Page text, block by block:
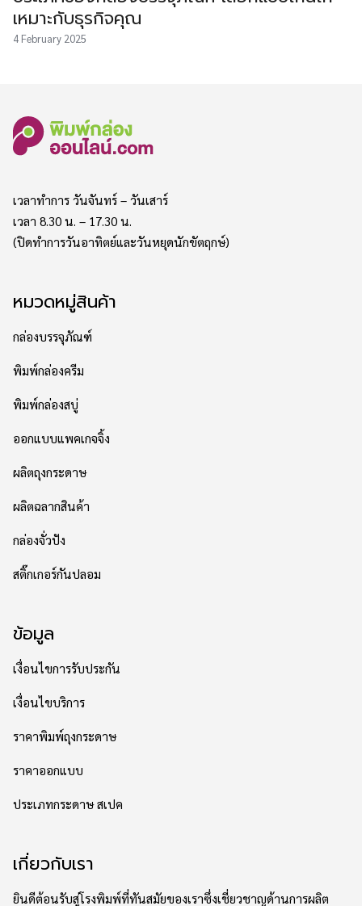
เหมาะกับธุรกิจคุณ
4 February 2025
เวลาทำการ วันจันทร์ – วันเสาร์
เวลา 8.30 น. – 17.30 น.
(ปิดทำการวันอาทิตย์และวันหยุดนักขัตฤกษ์)
หมวดหมู่สินค้า
กล่องบรรจุภัณฑ์
พิมพ์กล่องครีม
พิมพ์กล่องสบู่
ออกแบบแพคเกจจิ้ง
ผลิตถุงกระดาษ
ผลิตฉลากสินค้า
กล่องจั่วปัง
สติ๊กเกอร์กันปลอม
ข้อมูล
เงื่อนไขการรับประกัน
เงื่อนไขบริการ
ราคาพิมพ์ถุงกระดาษ
ราคาออกแบบ
ประเภทกระดาษ สเปค
เกี่ยวกับเรา
ยินดีต้อนรับสู่โรงพิมพ์ที่ทันสมัยของเราซึ่งเชี่ยวชาญด้านการผลิต